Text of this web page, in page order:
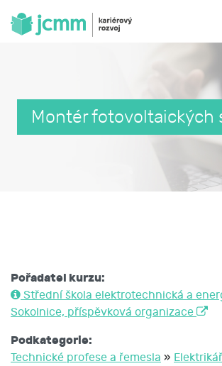
Montér fotovoltaických
Pořadatel kurzu:
Střední škola elektrotechnická a
Sokolnice, příspěvková organizace
Podkategorie:
Technické profese a řemesla » Elektrikář